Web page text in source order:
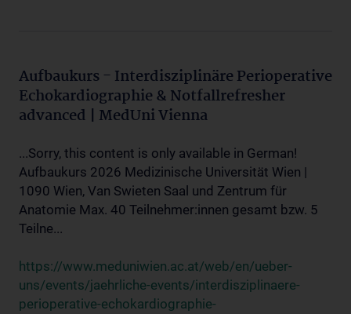
Aufbaukurs - Interdisziplinäre Perioperative
Echokardiographie & Notfallrefresher
advanced | MedUni Vienna
...Sorry, this content is only available in German!
Aufbaukurs 2026 Medizinische Universität Wien |
1090 Wien, Van Swieten Saal und Zentrum für
Anatomie Max. 40 Teilnehmer:innen gesamt bzw. 5
Teilne...
https://www.meduniwien.ac.at/web/en/ueber-
uns/events/jaehrliche-events/interdisziplinaere-
perioperative-echokardiographie-